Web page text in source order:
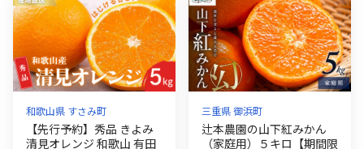
和歌山県 すさみ町
【先行予約】秀品 きよみ
清見オレンジ 和歌山 有田
三重県 御浜町
辻本農園の山下紅みかん
（家庭用）５キロ【期間限